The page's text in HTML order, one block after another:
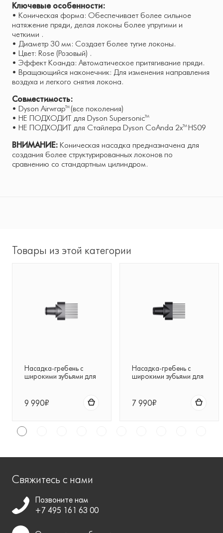
Ключевые особенности:
• Коническая форма: Обеспечивает более сильное
натяжение пряди, делая локоны более упругими и
четкими .
• Диаметр 30 мм: Создает более тугие локоны.
• Цвет: Rose (Розовый) .
• Эффект Коанда: Автоматическое притягивание пряди.
• Вращающийся наконечник: Для изменения направления
воздуха и легкого снятия локона.
Совместимость:
• Dyson Airwrap™ (все поколения)
• НЕ ПОДХОДИТ для Dyson Supersonic™
• НЕ ПОДХОДИТ для Стайлера Dyson CoAnda 2x™ HS09
ВНИМАНИЕ: Коническая насадка предназначена для
создания более структурированных локонов по
сравнению со стандартным цилиндром.
Товары из этой категории
Насадка-гребень с
широкими зубьями для
9 990₽
Насадка-гребень с
широкими зубьями для
7 990₽
Свяжитесь с нами
Позвоните нам
+7 495 161 63 00